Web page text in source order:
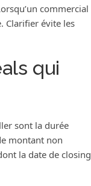
commercial
Clarifier évite les
qui
sont la durée
montant non
la date de closing